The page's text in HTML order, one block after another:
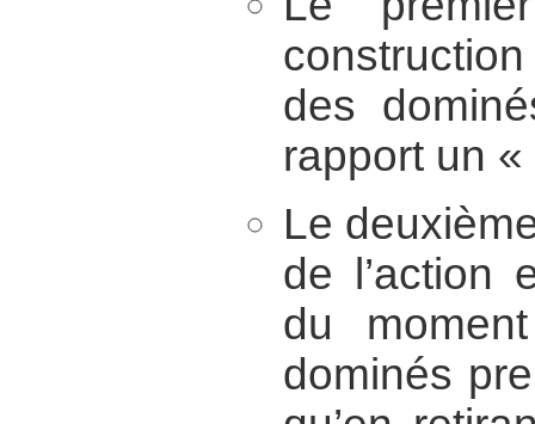
des
rapport un
Le
de l’action
du
dominés